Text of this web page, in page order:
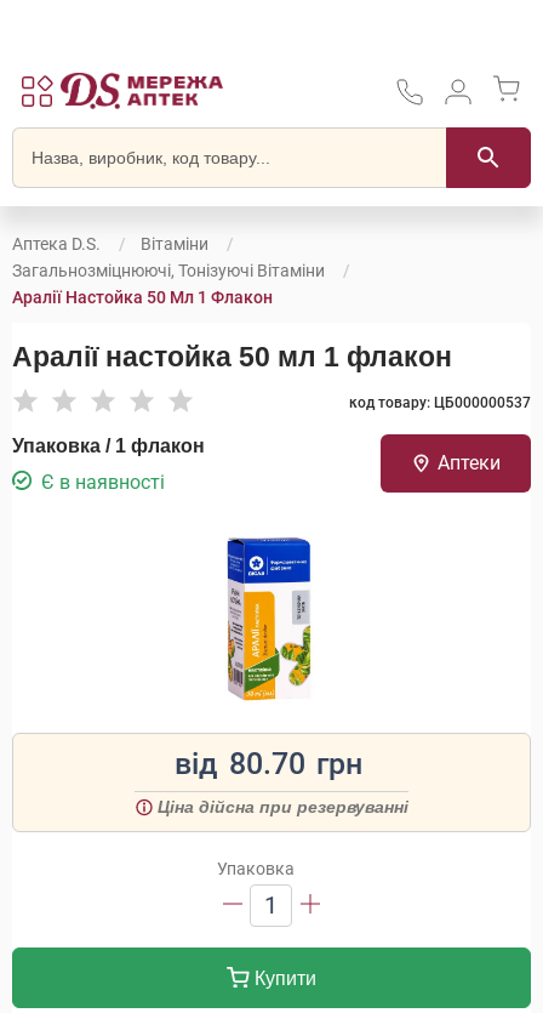
Аптека D.S.
Вітаміни
Загальнозміцнюючі, Тонізуючі Вітаміни
Аралії Настойка 50 Мл 1 Флакон
Аралії настойка 50 мл 1 флакон
код товару: ЦБ000000537
Упаковка / 1 флакон
Є в наявності
Аптеки
від 80.70 грн
Ціна дійсна при резервуванні
Упаковка
1
Купити